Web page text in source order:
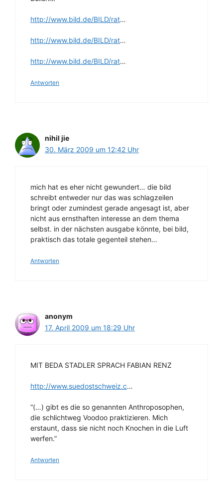
http://www.bild.de/BILD/rat…
http://www.bild.de/BILD/rat…
http://www.bild.de/BILD/rat…
Antworten
nihil jie
30. März 2009 um 12:42 Uhr
mich hat es eher nicht gewundert… die bild
schreibt entweder nur das was schlagzeilen
bringt oder zumindest gerade angesagt ist, aber
nicht aus ernsthaften interesse an dem thema
selbst. in der nächsten ausgabe könnte, bei bild,
praktisch das totale gegenteil stehen…
Antworten
anonym
17. April 2009 um 18:29 Uhr
MIT BEDA STADLER SPRACH FABIAN RENZ
http://www.suedostschweiz.c…
“(…) gibt es die so genannten Anthroposophen,
die schlichtweg Voodoo praktizieren. Mich
erstaunt, dass sie nicht noch Knochen in die Luft
werfen.”
Antworten